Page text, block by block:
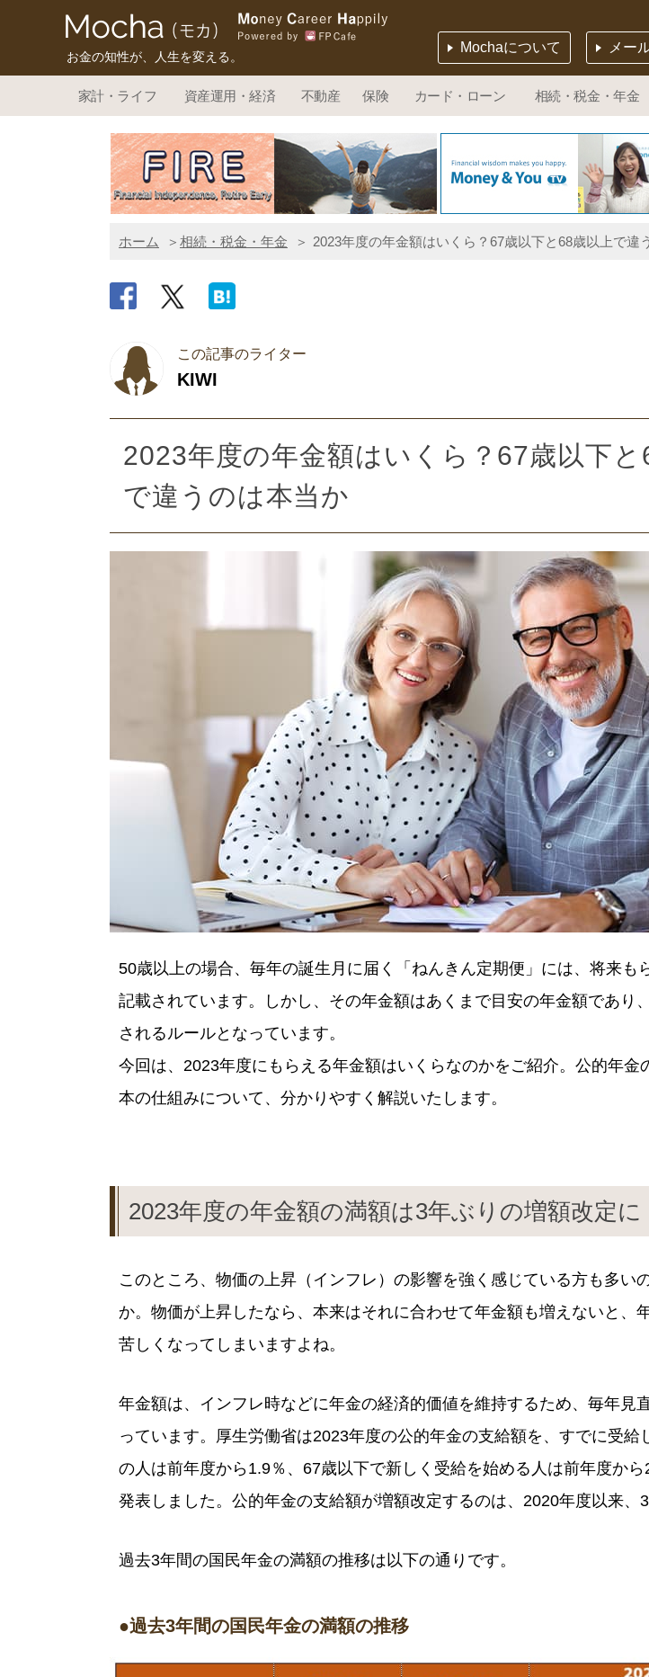
お金の知性が、人生を変える。
メー
Mochaについて
家計・ライフ 資産運用・経済 不動産 保険 カード・ローン 相続・税金・年金
ホーム 相続・税金・年金 2023年度の年金額はいくら？67歳以下と68歳以上で違
この記事のライター
KIWI
2023年度の年金額はいくら？67歳以下と
で違うのは本当か
50歳以上の場合、毎年の誕生月に届く「ねんきん定期便」には、将来も
記載されています。しかし、その年金額はあくまで目安の年金額であり
されるルールとなっています。
今回は、2023年度にもらえる年金額はいくらなのかをご紹介。公的年金
本の仕組みについて、分かりやすく解説いたします。
2023年度の年金額の満額は3年ぶりの増額改定に
このところ、物価の上昇（インフレ）の影響を強く感じている方も多い
か。物価が上昇したなら、本来はそれに合わせて年金額も増えないと、
苦しくなってしまいますよね。
年金額は、インフレ時などに年金の経済的価値を維持するため、毎年見
っています。厚生労働省は2023年度の公的年金の支給額を、すでに受給
の人は前年度から1.9％、67歳以下で新しく受給を始める人は前年度から
発表しました。公的年金の支給額が増額改定するのは、2020年度以来、3
過去3年間の国民年金の満額の推移は以下の通りです。
●過去3年間の国民年金の満額の推移